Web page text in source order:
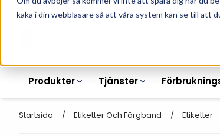
kaka i din webbläsare så att våra system kan se till att
010-162 61 90
Produkter Tjänster
Startsida Etiketter Och Färgband Etiketter